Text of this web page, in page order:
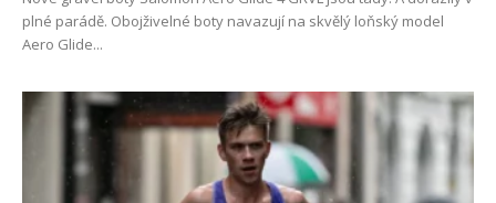
plné parádě. Obojživelné boty navazují na skvělý loňský model
Aero Glide...